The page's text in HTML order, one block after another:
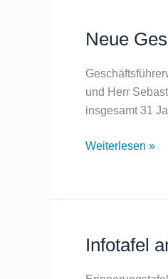
Neue
und Herr
insgesamt 31
Neue
Weiterlesen »
Infotafel
Infotafel